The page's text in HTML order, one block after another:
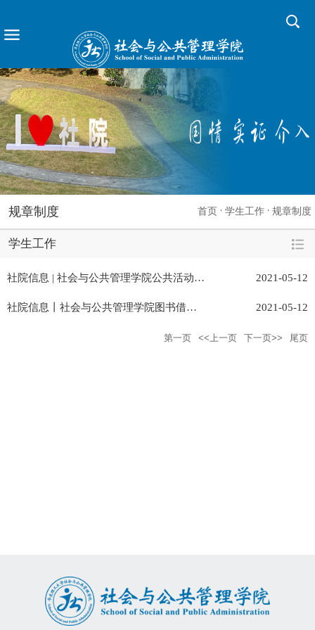
规章制度 首页 学生工作 规章制度
学生工作
社院信息 | 社会与公共管理学院公共活动空间开放借用啦 2021-05-12
社院信息丨社会与公共管理学院图书借阅室管理细则2.0版本来啦 2021-05-12
第一页 <<上一页 下一页>> 尾页